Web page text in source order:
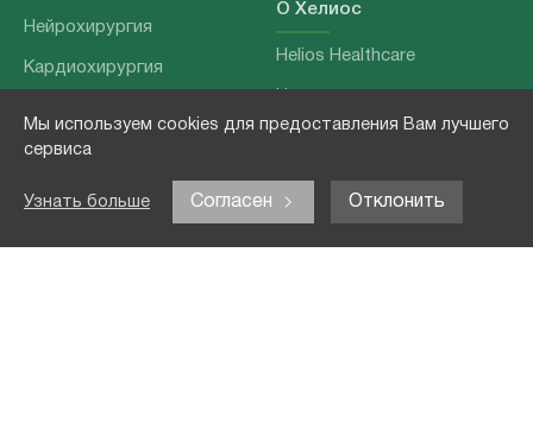
Мы используем cookies для предоставления Вам лучшего
сервиса
Узнать больше Согласен Отклонить
Нейрохирургия
Кардиохирургия
Хирургия позвоночника
О Хелиос
Helios Healthcare
О нашей команде
Выходные данные